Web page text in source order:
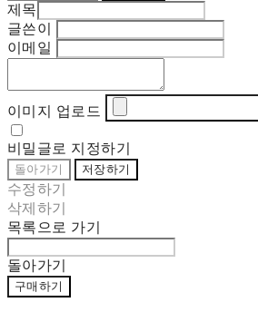
제목
글쓴이
이메일
이미지 업로드
비밀글로 지정하기
돌아가기 저장하기
수정하기
삭제하기
목록으로 가기
돌아가기
구매하기